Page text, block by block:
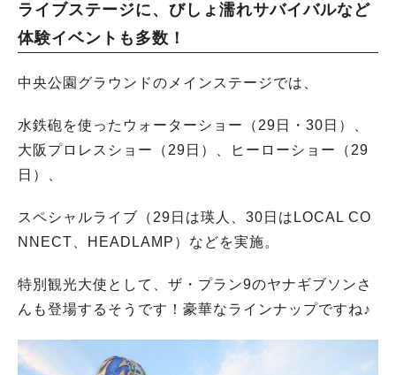
ライブステージに、びしょ濡れサバイバルなど
体験イベントも多数！
中央公園グラウンドのメインステージでは、
水鉄砲を使ったウォーターショー（29日・30日）、
大阪プロレスショー（29日）、ヒーローショー（29
日）、
スペシャルライブ（29日は瑛人、30日はLOCAL CO
NNECT、HEADLAMP）などを実施。
特別観光大使として、ザ・プラン9のヤナギブソンさ
んも登場するそうです！豪華なラインナップですね♪